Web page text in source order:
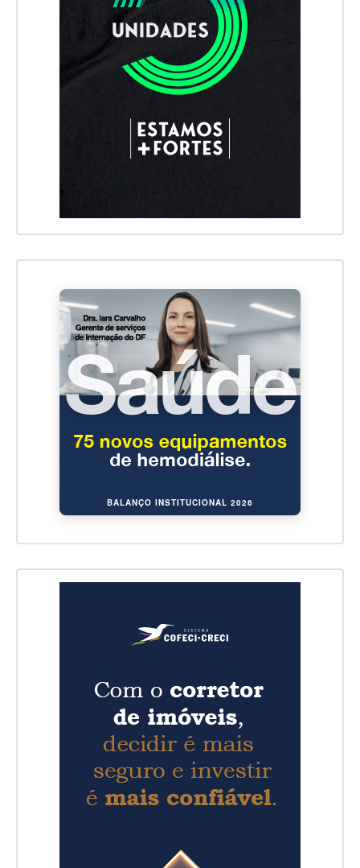
BALANÇO INSTITUCIONAL 2026